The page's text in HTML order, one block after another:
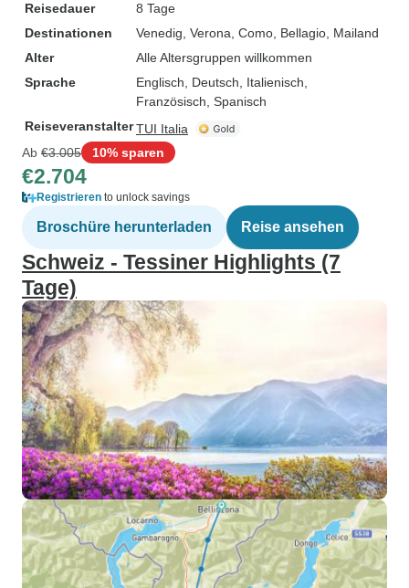
Reisedauer
8 Tage
Destinationen
Venedig , Verona , Como , Bellagio , Mailand
Alter
Alle Altersgruppen willkommen
Sprache
Englisch, Deutsch, Italienisch,
Französisch, Spanisch
ReiseveranstalterTUI Italia
Ab €3.005 10% sparen
€2.704
Registrieren to unlock savings
Broschüre herunterladen Reise ansehen
Schweiz - Tessiner Highlights (7
Tage)